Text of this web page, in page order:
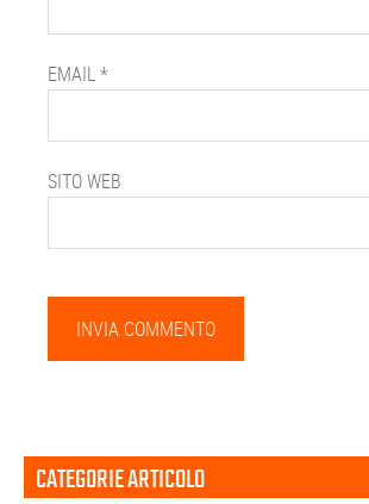
EMAIL*
SITO WEB
Barra
laterale
CATEGORIE ARTICOLO